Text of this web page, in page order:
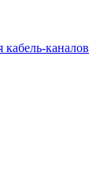
каналов